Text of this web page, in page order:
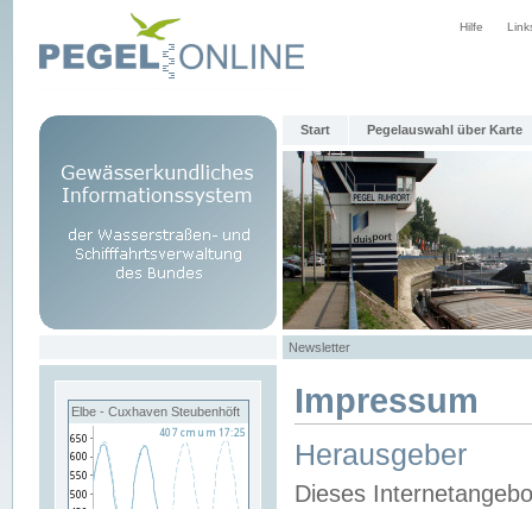
Hilfe
Start Pegelauswahl über Karte
Newsletter
Elbe - Cuxhaven Steubenhöft Impressum
Herausgeber
Dieses